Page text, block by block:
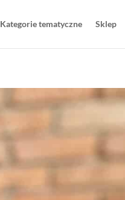
Kategorie tematyczne Sklep